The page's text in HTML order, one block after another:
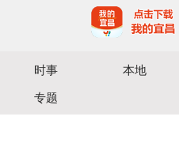
时事
本地
专题